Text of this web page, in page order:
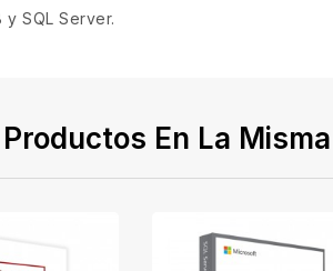
y SQL Server.
En La